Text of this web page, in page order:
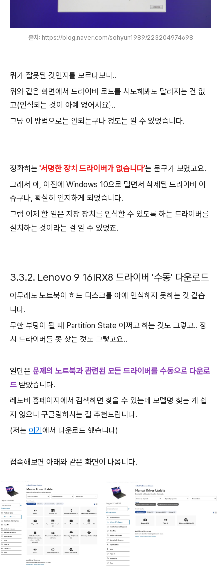
출처: https://blog.naver.com/sohyun1989/223204974698
뭐가 잘못된 것인지를 모르다보니..
위와 같은 화면에서 드라이버 로드를 시도해봐도 달라지는 건 없
고(인식되는 것이 아예 없어서요)..
그냥 이 방법으로는 안되는구나 정도는 알 수 있었습니다.
정확히는 '서명한 장치 드라이버가 없습니다'는 문구가 보였고요.
그래서 아, 이전에 Windows 10으로 밀면서 삭제된 드라이버 이
슈구나, 확실히 인지하게 되었습니다.
그럼 이제 할 일은 저장 장치를 인식할 수 있도록 하는 드라이버를
설치하는 것이라는 걸 알 수 있었죠.
3.3.2. Lenovo 9 16IRX8 드라이버 '수동' 다운로드
아무래도 노트북이 하드 디스크를 아예 인식하지 못하는 것 같습
니다.
무한 부팅이 될 때 Partition State 어쩌고 하는 것도 그렇고.. 장
치 드라이버를 못 찾는 것도 그렇고요..
일단은 문제의 노트북과 관련된 모든 드라이버를 수동으로 다운로
드 받았습니다.
레노버 홈페이지에서 검색하면 찾을 수 있는데 모델명 찾는 게 쉽
지 않으니 구글링하시는 걸 추천드립니다.
(저는 여기에서 다운로드 했습니다)
접속해보면 아래와 같은 화면이 나옵니다.